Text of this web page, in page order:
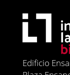
Edificio